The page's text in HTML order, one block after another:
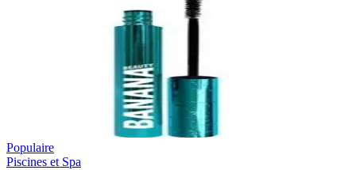
Populaire
Piscines et Spa